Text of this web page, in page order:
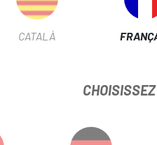
modes :
Grâce à la
CATALÀ